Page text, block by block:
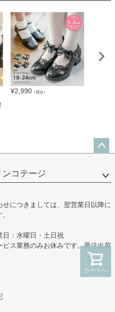
カートへ
¥2,990 （税込）
ップ
ンコテージ
につきましては、翌営業日以降に
日：水曜日・土日祝
ス業務のみお休みです。受注出荷